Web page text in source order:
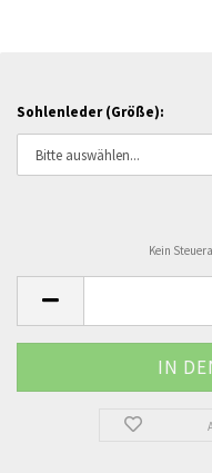
Sohlenleder (Größe):
Kein